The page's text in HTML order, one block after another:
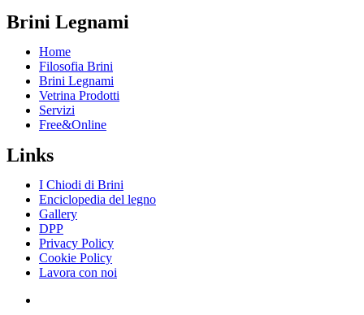
Brini Legnami
Home
Filosofia Brini
Brini Legnami
Vetrina Prodotti
Servizi
Free&Online
Links
I Chiodi di Brini
Enciclopedia del legno
Gallery
DPP
Privacy Policy
Cookie Policy
Lavora con noi